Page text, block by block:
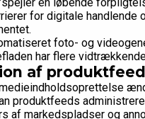
for digitale handlende
foto- og
har flere
af
produktfeeds
af markedspladser og